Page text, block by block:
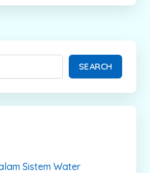
SEARCH
Sistem Water